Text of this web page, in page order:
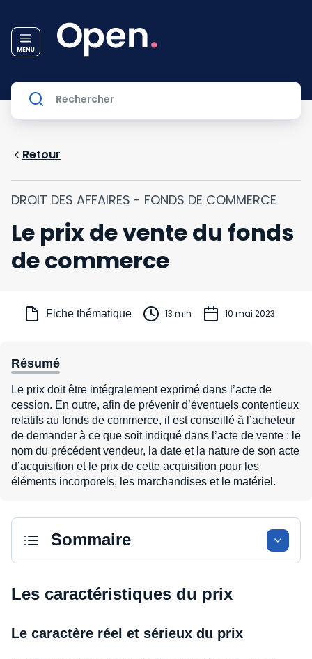
Retour
DROIT DES AFFAIRES - FONDS DE COMMERCE
Le prix de vente du fonds
de commerce
Fiche thématique 13 min 10 mai 2023
Résumé
Le prix doit être intégralement exprimé dans l’acte de
cession. En outre, afin de prévenir d’éventuels contentieux
relatifs au fonds de commerce, il est conseillé à l’acheteur
de demander à ce que soit indiqué dans l’acte de vente : le
nom du précédent vendeur, la date et la nature de son acte
d’acquisition et le prix de cette acquisition pour les
éléments incorporels, les marchandises et le matériel.
Sommaire
Les caractéristiques du prix
Le caractère réel et sérieux du prix